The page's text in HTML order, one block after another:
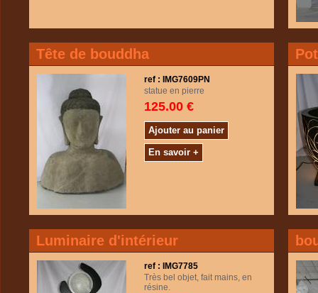
Tête de bouddha
ref : IMG7609PN
statue en pierre
125.00 €
Ajouter au panier
En savoir +
Luminaire d'intérieur
ref : IMG7785
Très bel objet, fait mains, en
résine.